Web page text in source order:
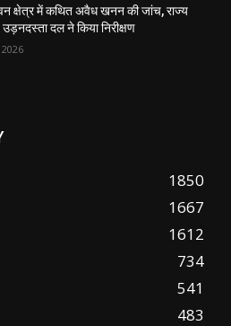
क्षेत्र में कथित अवैध खनन की जांच, राज्य
उड़नदस्ता दल ने किया निरीक्षण
1850
1667
1612
734
541
483